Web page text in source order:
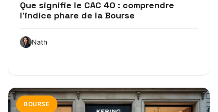
Que signifie le CAC 40 : comprendre
l’indice phare de la Bourse
Nath
BOURSE